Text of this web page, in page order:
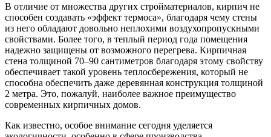
В отличие от множества других стройматериалов, кирпич не
способен создавать «эффект термоса», благодаря чему стены
из него обладают довольно неплохими воздухопропускными
свойствами. Более того, в теплый период года помещения
надежно защищены от возможного перегрева. Кирпичная
стена толщиной 70–90 сантиметров благодаря этому свойству
обеспечивает такой уровень теплосбережения, который не
способна обеспечить даже деревянная конструкция толщиной
2 метра. Это, пожалуй, наиболее важное преимущество
современных кирпичных домов.
Как известно, особое внимание сегодня уделяется